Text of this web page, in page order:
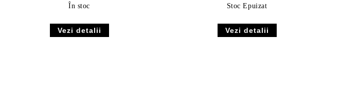
În stoc
Vezi detalii
Stoc Epuizat
Vezi detalii